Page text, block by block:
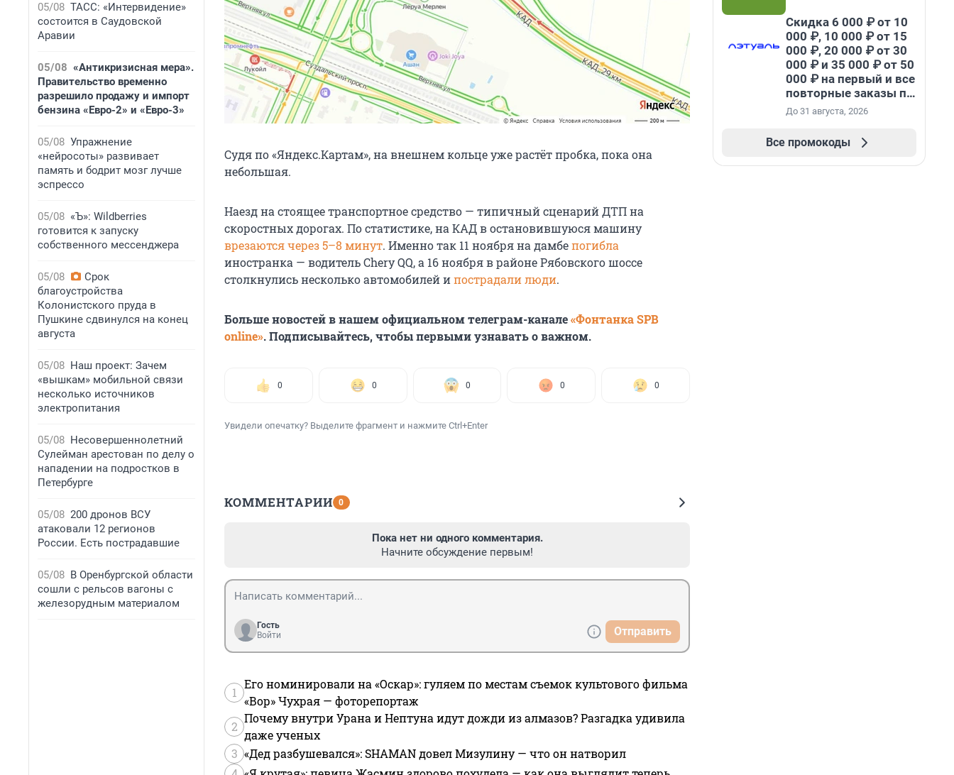
05/08 ТАСС: «Интервидение»
состоится в Саудовской
Аравии
05/08 «Антикризисная мера».
Правительство временно
разрешило продажу и импорт
бензина «Евро-2» и «Евро-3»
05/08 Упражнение
«нейросоты» развивает
память и бодрит мозг лучше
эспрессо
05/08 «Ъ»: Wildberries
готовится к запуску
собственного мессенджера
05/08
Срок
благоустройства
Колонистского пруда в
Пушкине сдвинулся на конец
августа
05/08 Наш проект: Зачем
«вышкам» мобильной связи
несколько источников
электропитания
05/08 Несовершеннолетний
Сулейман арестован по делу о
нападении на подростков в
Петербурге
05/08 200 дронов ВСУ
атаковали 12 регионов
России. Есть пострадавшие
05/08 В Оренбургской области
сошли с рельсов вагоны с
железорудным материалом
Судя по «Яндекс.Картам», на внешнем кольце уже растёт пробка, пока она
небольшая.
Наезд на стоящее транспортное средство — типичный сценарий ДТП на
скоростных дорогах. По статистике, на КАД в остановившуюся машину
врезаются через 5–8 минут. Именно так 11 ноября на дамбепогибла
иностранка — водитель Chery QQ, а 16 ноября в районе Рябовского шоссе
столкнулись несколько автомобилей ипострадали люди.
Больше новостей в нашем официальном телеграм-канале«Фонтанка SPB
online». Подписывайтесь, чтобы первыми узнавать о важном.
0 0 0 0 0
Увидели опечатку? Выделите фрагмент и нажмите Ctrl+Enter
КОММЕНТАРИИ 0
Пока нет ни одного комментария.
Начните обсуждение первым!
Гость
Войти
Отправить
1
Его номинировали на «Оскар»: гуляем по местам съемок культового фильма
«Вор» Чухрая — фоторепортаж
2
Почему внутри Урана и Нептуна идут дожди из алмазов? Разгадка удивила
даже ученых
3 «Дед разбушевался»: SHAMAN довел Мизулину — что он натворил
Скидка 6 000 ₽ от 10
000 ₽, 10 000 ₽ от 15
000 ₽, 20 000 ₽ от 30
000 ₽ и 35 000 ₽ от 50
000 ₽ на первый и все
повторные заказы по
промокоду НАБЕРИ
До 31 августа, 2026
Все промокоды